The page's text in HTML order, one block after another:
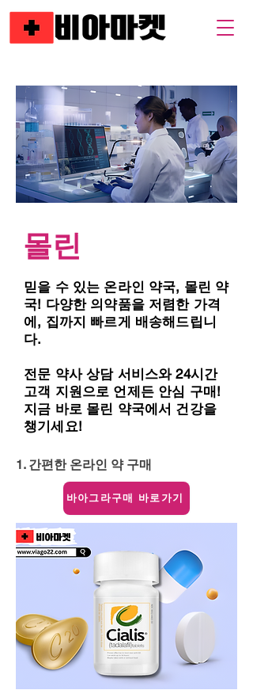
몰린
믿을 수 있는 온라인 약국, 몰린 약
국! 다양한 의약품을 저렴한 가격
에, 집까지 빠르게 배송해드립니
다.
전문 약사 상담 서비스와 24시간
고객 지원으로 언제든 안심 구매!
지금 바로 몰린 약국에서 건강을
챙기세요!
1. 간편한 온라인 약 구매
바아그라구매 바로가기